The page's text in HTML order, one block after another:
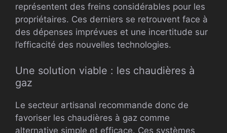
représentent des freins considérables pour les
propriétaires. Ces derniers se retrouvent face à
des dépenses imprévues et une incertitude sur
l’efficacité des nouvelles technologies.
Une solution viable : les chaudières à
gaz
Le secteur artisanal recommande donc de
favoriser les chaudières à gaz comme
alternative simple et efficace. Ces systèmes